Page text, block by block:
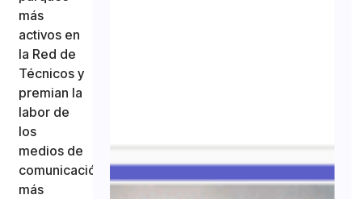
más
activos en
la Red de
Técnicos y
premian la
labor de
los
medios de
comunicación
más